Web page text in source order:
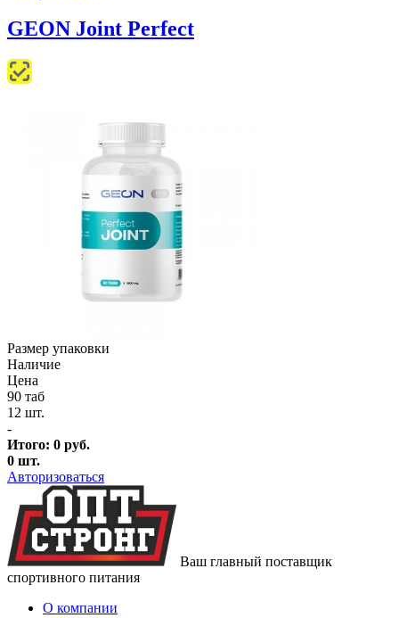
GEON Joint Perfect
Размер упаковки
Наличие
Цена
90 таб
12 шт.
-
Итого: 0 руб.
0 шт.
Авторизоваться
Ваш главный поставщик
спортивного питания
О компании